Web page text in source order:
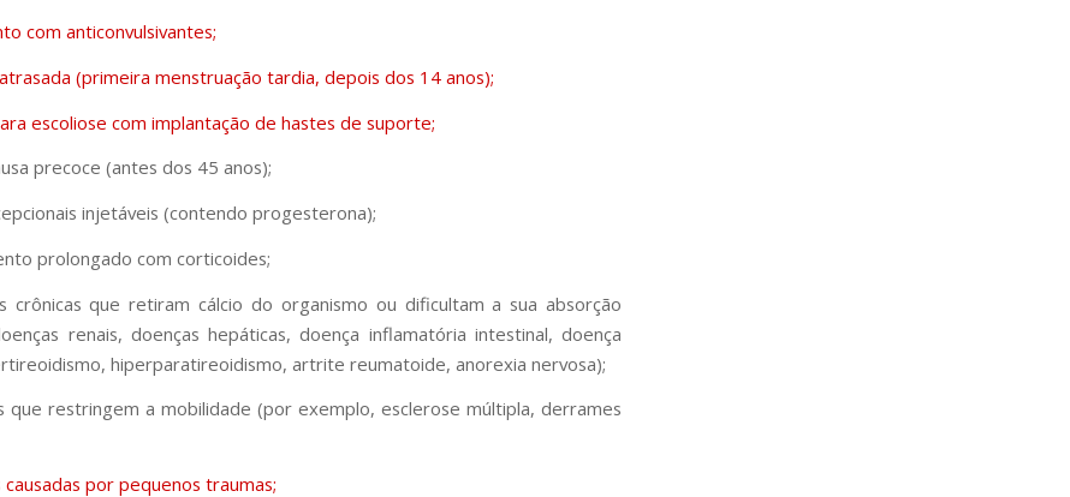
com anticonvulsivantes;
(primeira menstruação tardia, depois dos 14 anos);
escoliose com implantação de hastes de suporte;
precoce (antes dos 45 anos);
injetáveis (contendo progesterona);
prolongado com corticoides;
crônicas que retiram cálcio do organismo ou dificultam a sua absorção
renais, doenças hepáticas, doença inflamatória intestinal, doença
hiperparatireoidismo, artrite reumatoide, anorexia nervosa);
que restringem a mobilidade (por exemplo, esclerose múltipla, derrames
causadas por pequenos traumas;